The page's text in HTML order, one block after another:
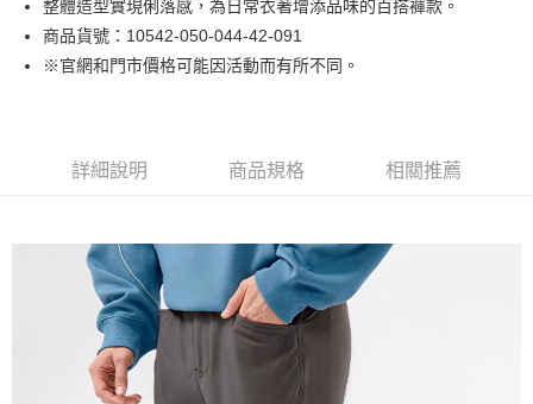
運送方式
付款後7-11取貨
每筆NT$280
整體造型實現俐落感，為日常衣著增添品味的百搭褲款。
商品貨號：10542-050-044-42-091
※官網和門市價格可能因活動而有所不同。
詳細說明 商品規格 相關推薦